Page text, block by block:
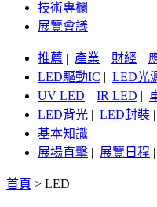
技術專欄
展覽會議
推薦 | 產業 | 財經 |
LED驅動IC | LED光
UV LED | IR LED |
LED背光 | LED封裝 |
基本知識
展場直擊 | 展覽日程 |
首頁 > LED